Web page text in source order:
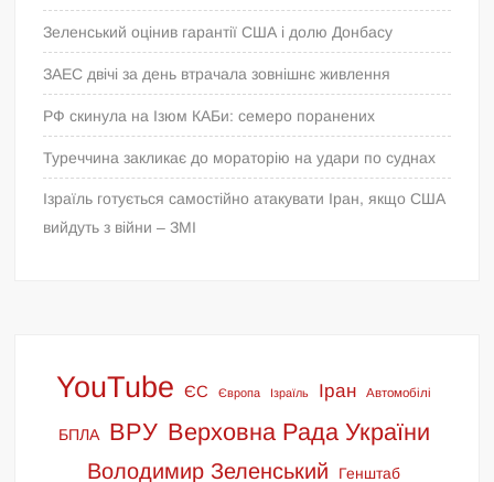
Зеленський оцінив гарантії США і долю Донбасу
ЗАЕС двічі за день втрачала зовнішнє живлення
РФ скинула на Ізюм КАБи: семеро поранених
Туреччина закликає до мораторію на удари по суднах
Ізраїль готується самостійно атакувати Іран, якщо США
вийдуть з війни – ЗМІ
YouTube ЄС Європа Ізраїль Іран Автомобілі
БПЛА ВРУ Верховна Рада України
Володимир Зеленський Генштаб